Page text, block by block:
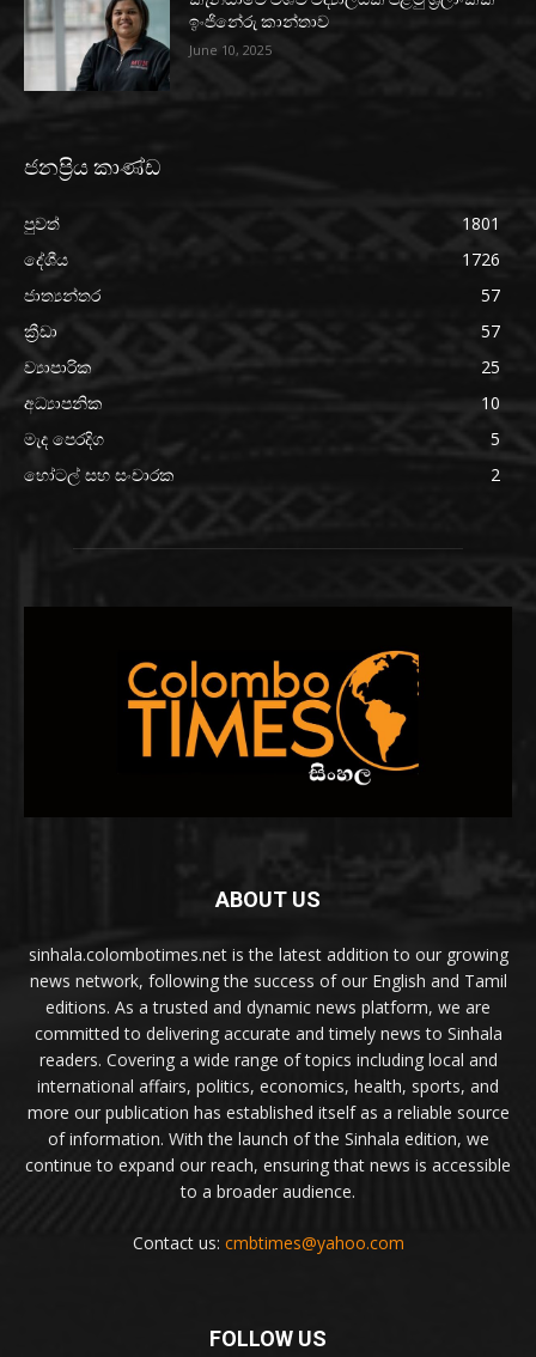
ඉංජිනේරු කාන්තාව
June 10, 2025
ජනප්‍රිය කාණ්ඩ
පුවත්
1801
දේශීය
1726
ජාත්‍යන්තර
57
ක්‍රීඩා
57
ව්‍යාපාරික
25
අධ්‍යාපනික
10
මැද පෙරදිග
5
හෝටල් සහ සංචාරක
2
ABOUT US
sinhala.colombotimes.net is the latest addition to our growing
news network, following the success of our English and Tamil
editions. As a trusted and dynamic news platform, we are
committed to delivering accurate and timely news to Sinhala
readers. Covering a wide range of topics including local and
international affairs, politics, economics, health, sports, and
more our publication has established itself as a reliable source
of information. With the launch of the Sinhala edition, we
continue to expand our reach, ensuring that news is accessible
to a broader audience.
Contact us: cmbtimes@yahoo.com
FOLLOW US